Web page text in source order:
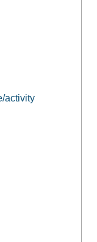
activity